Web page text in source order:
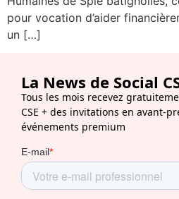
pour vocation d’aider
un […]
La News de Social
Tous les mois recevez
CSE + des invitations en avant-
événements premium